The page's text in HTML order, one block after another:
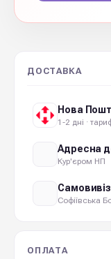
ДОСТАВКА
Нова
1-2 дні ·
Адресна
Кур'єром НП
Самовивіз
Софіївська
ОПЛАТА